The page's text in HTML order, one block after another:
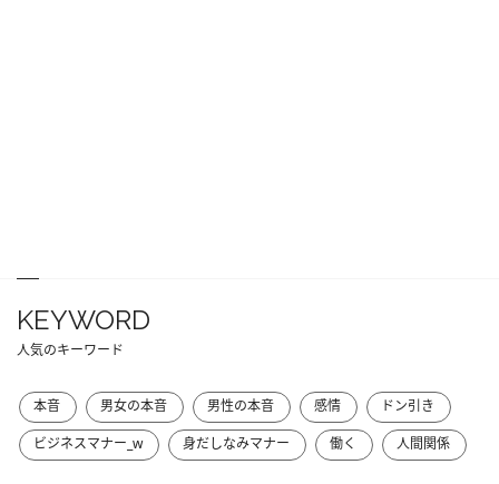
KEYWORD
人気のキーワード
本音 男女の本音 男性の本音 感情
ドン引き
ビジネスマナー_w
身だしなみマナー 働く 人間関係